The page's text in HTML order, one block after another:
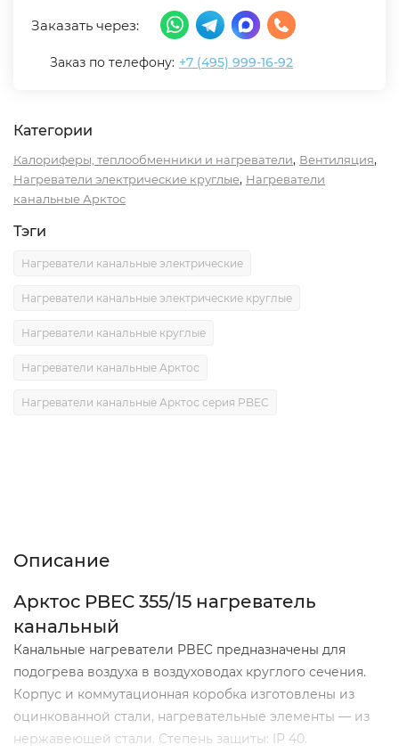
Заказать через:
Заказ по телефону: +7 (495) 999-16-92
Категории
Калориферы, теплообменники и нагреватели, Вентиляция,
Нагреватели электрические круглые, Нагреватели
канальные Арктос
Тэги
Нагреватели канальные электрические
Нагреватели канальные электрические круглые
Нагреватели канальные круглые
Нагреватели канальные Арктос
Нагреватели канальные Арктос серия PBEC
Описание
Арктос PBEC 355/15 нагреватель
канальный
Канальные нагреватели PBEC предназначены для
подогрева воздуха в воздуховодах круглого сечения.
Корпус и коммутационная коробка изготовлены из
оцинкованной стали, нагревательные элементы — из
нержавеющей стали. Степень защиты: IP 40.